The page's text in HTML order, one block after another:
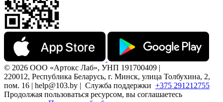
© 2026 ООО «Артокс Лаб», УНП 191700409 |
220012, Республика Беларусь, г. Минск, улица Толбухина, 2,
пом. 16 | help@103.by | Служба поддержки +375 291212755
Продолжая пользоваться ресурсом, вы соглашаетесь